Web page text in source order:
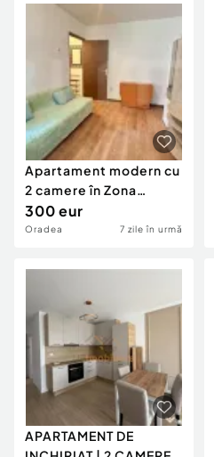
Apartament modern cu
2 camere în Zona
Rogerius
300 eur
Oradea 7 zile în urmă
APARTAMENT DE